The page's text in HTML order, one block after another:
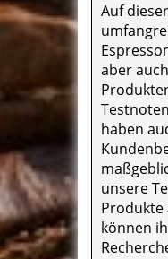
Auf
aber
haben
unsere
Produkte
können